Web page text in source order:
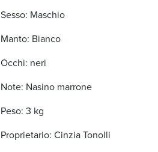
Sesso: Maschio
Manto: Bianco
Occhi: neri
Note: Nasino marrone
Peso: 3 kg
Proprietario: Cinzia Tonolli